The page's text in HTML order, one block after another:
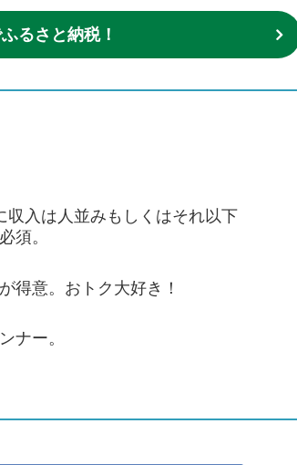
るさと納税！
収入は人並みもしくはそれ以下
須。
得意。おトク大好き！
ナー。